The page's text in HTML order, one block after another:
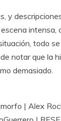
y
todo
notar que la
demasiado.